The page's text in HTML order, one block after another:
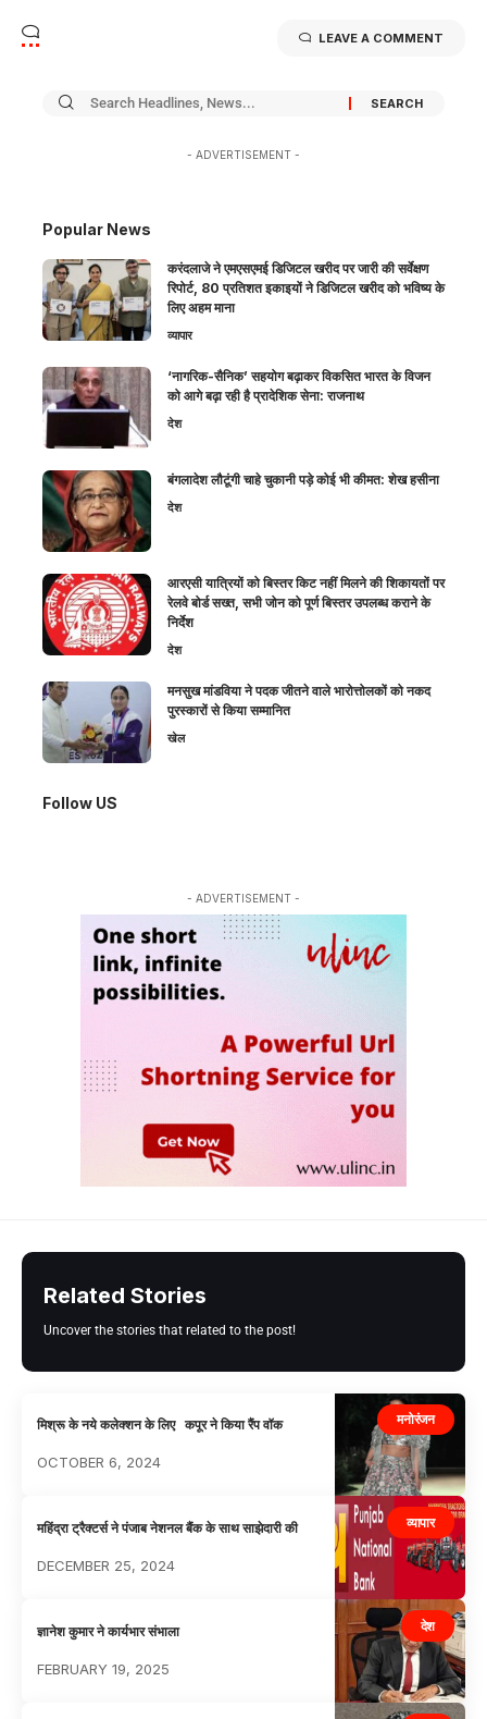
LEAVE A COMMENT
- ADVERTISEMENT -
Popular News
करंदलाजे ने एमएसएमई डिजिटल खरीद पर जारी की सर्वेक्षण
रिपोर्ट, 80 प्रतिशत इकाइयों ने डिजिटल खरीद को भविष्य के
लिए अहम माना
व्यापार
‘नागरिक-सैनिक’ सहयोग बढ़ाकर विकसित भारत के विजन
को आगे बढ़ा रही है प्रादेशिक सेना: राजनाथ
देश
बंगलादेश लौटूंगी चाहे चुकानी पड़े कोई भी कीमत: शेख हसीना
देश
आरएसी यात्रियों को बिस्तर किट नहीं मिलने की शिकायतों पर
रेलवे बोर्ड सख्त, सभी जोन को पूर्ण बिस्तर उपलब्ध कराने के
निर्देश
देश
मनसुख मांडविया ने पदक जीतने वाले भारोत्तोलकों को नकद
पुरस्कारों से किया सम्मानित
खेल
Follow US
- ADVERTISEMENT -
Related Stories
Uncover the stories that related to the post!
मनोरंजन
मिश्रू के नये कलेक्शन के लिए कपूर ने किया रैंप वॉक
OCTOBER 6, 2024
व्यापार
महिंद्रा ट्रैक्टर्स ने पंजाब नेशनल बैंक के साथ साझेदारी की
DECEMBER 25, 2024
देश
ज्ञानेश कुमार ने कार्यभार संभाला
FEBRUARY 19, 2025